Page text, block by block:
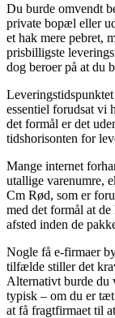
Du burde omvendt
private bopæl eller
et hak mere pebret,
prisbilligste
dog beroer på at du
essentiel forudsat vi
det formål er det
tidshorisonten for
Mange internet
utallige varenumre,
Cm Rød, som er
med det formål at de
afsted inden de
Nogle få e-firmaer
tilfælde stiller det
Alternativt burde du
typisk – om du er
at få fragtfirmaet til